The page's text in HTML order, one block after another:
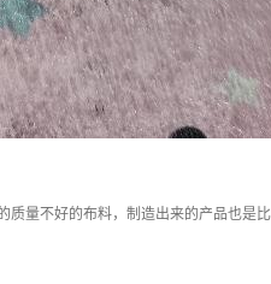
量不好的布料，制造出来的产品也是